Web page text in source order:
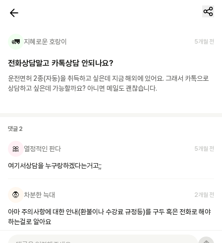
🚛 지혜로운 호랑이 5개월 전
전화상담말고 카톡상담 안되나요?
운전면허 2종(자동)을 취득하고 싶은데 지금 해외에 있어요. 그래서 카톡으로
상담하고 싶은데 가능할까요? 아니면 메일도 괜찮습니다.
댓글 2
🎀 열정적인 판다 5개월 전
여기서상담을 누구랑하겠다는거고;;
🧛 차분한 늑대 2개월 전
아마 주의사항에 대한 안내(환불이나 수강료 규정등)를 구두 혹은 전화로 해야
하는걸로 알아요